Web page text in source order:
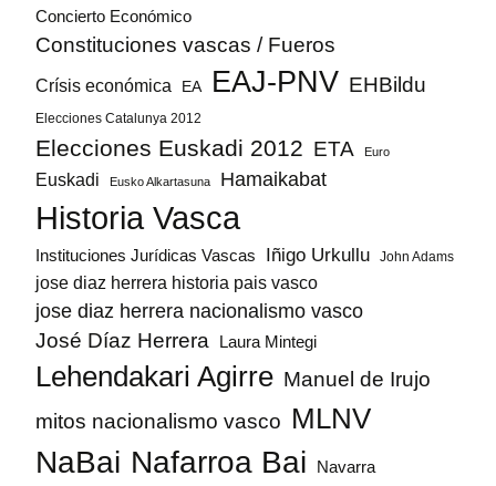
Concierto Económico
Constituciones vascas / Fueros
Crísis económica EA EAJ-PNV EHBildu
Elecciones Catalunya 2012
Elecciones Euskadi 2012 ETA Euro
Euskadi Eusko Alkartasuna Hamaikabat
Historia Vasca
Instituciones Jurídicas Vascas Iñigo Urkullu John Adams
jose diaz herrera historia pais vasco
jose diaz herrera nacionalismo vasco
José Díaz Herrera Laura Mintegi
Lehendakari Agirre Manuel de Irujo
mitos nacionalismo vasco MLNV
NaBai Nafarroa Bai Navarra